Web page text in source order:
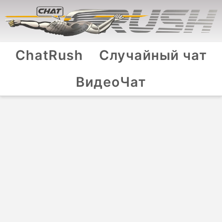
ChatRush
Случайный чат
ВидеоЧат